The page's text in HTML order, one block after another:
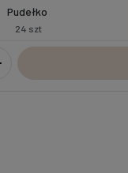
Pudełko
24 szt